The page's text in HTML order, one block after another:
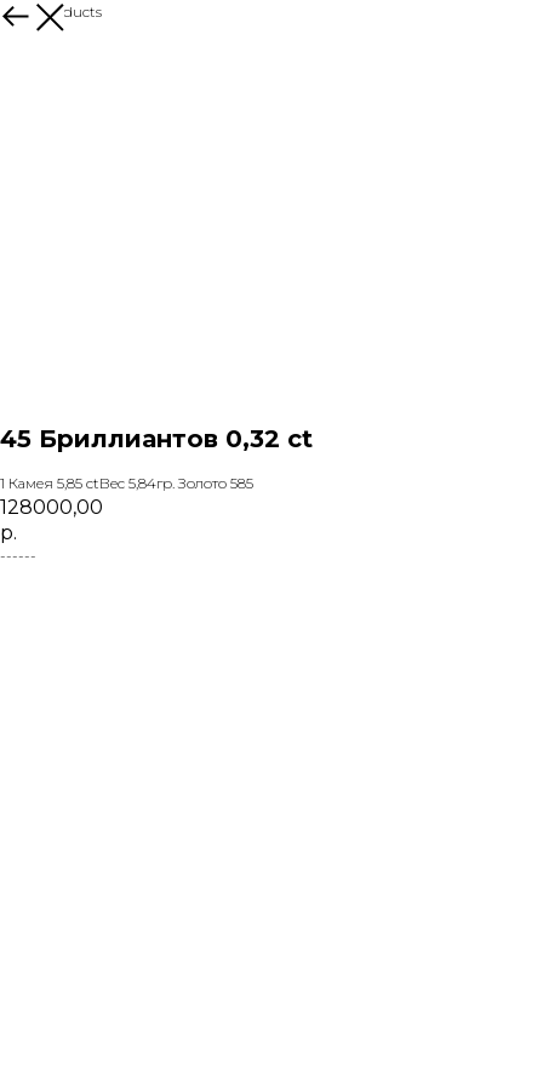
More products
45 Бриллиантов 0,32 ct
1 Камея 5,85 ctВес 5,84гр. Золото 585
128000,00
р.
------